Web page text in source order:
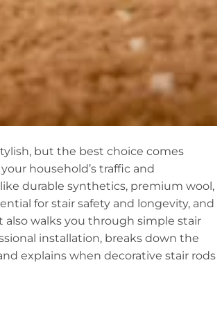
but the best choice comes
household’s traffic and
durable synthetics, premium wool,
for stair safety and longevity, and
walks you through simple stair
installation, breaks down the
explains when decorative stair rods